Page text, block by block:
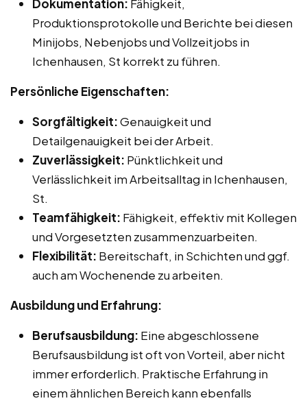
Dokumentation: Fähigkeit,
Produktionsprotokolle und Berichte bei diesen
Minijobs, Nebenjobs und Vollzeitjobs in
Ichenhausen, St korrekt zu führen.
Persönliche Eigenschaften:
Sorgfältigkeit:Genauigkeit und
Detailgenauigkeit bei der Arbeit.
Zuverlässigkeit: Pünktlichkeit und
Verlässlichkeit im Arbeitsalltag in Ichenhausen,
St.
Teamfähigkeit: Fähigkeit, effektiv mit Kollegen
und Vorgesetzten zusammenzuarbeiten.
Flexibilität: Bereitschaft, in Schichten und ggf.
auch am Wochenende zu arbeiten.
Ausbildung und Erfahrung:
Berufsausbildung: Eine abgeschlossene
Berufsausbildung ist oft von Vorteil, aber nicht
immer erforderlich. Praktische Erfahrung in
einem ähnlichen Bereich kann ebenfalls